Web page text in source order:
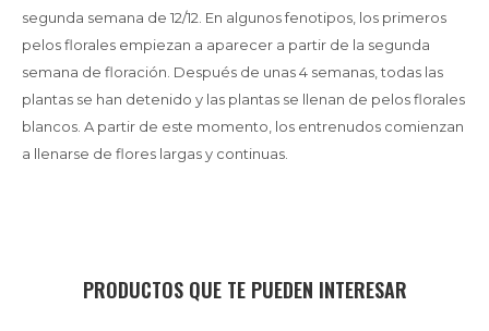
segunda semana de 12/12. En algunos fenotipos, los primeros
pelos florales empiezan a aparecer a partir de la segunda
semana de floración. Después de unas 4 semanas, todas las
plantas se han detenido y las plantas se llenan de pelos florales
blancos. A partir de este momento, los entrenudos comienzan
a llenarse de flores largas y continuas.
PRODUCTOS QUE TE PUEDEN INTERESAR